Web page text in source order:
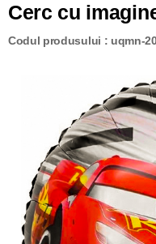
Cerc cu
Codul produsului : uqmn-